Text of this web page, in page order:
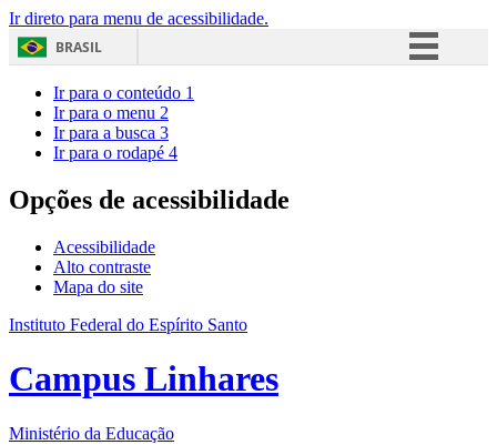
Ir direto para menu de acessibilidade.
BRASIL
Acesso à informação
Ir para o conteúdo 1
Ir para o menu 2
Ir para a busca 3
Ir para o rodapé 4
Opções de acessibilidade
Acessibilidade
Alto contraste
Mapa do site
Instituto Federal do Espírito Santo
Campus Linhares
Ministério da Educação